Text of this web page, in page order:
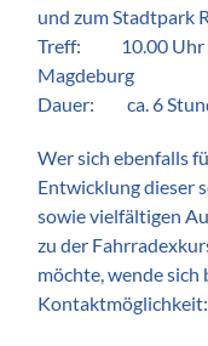
und zum Stadtpark
Treff: 10.00 Uhr
Magdeburg
Dauer: ca. 6
Wer sich ebenfalls
Entwicklung dieser
sowie vielfältigen
zu der
möchte, wende
Kontaktmöglichkeit: